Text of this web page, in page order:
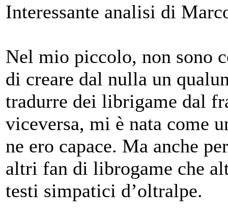
Interessante analisi di
Nel mio piccolo, non sono
di creare dal nulla un
tradurre dei librigame dal
viceversa, mi è nata come
ne ero capace. Ma anche
altri fan di librogame che
testi simpatici d’oltralpe.